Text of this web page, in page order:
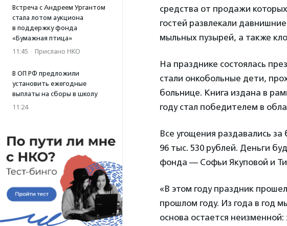
Встреча с Андреем Ургантом
стала лотом аукциона
в поддержку фонда
«Бумажная птица»
11:45 · Прислано НКО
В ОП РФ предложили
установить ежегодные
выплаты на сборы в школу
11:24
средства от продажи
гостей развлекали
мыльных пузырей, а также
На празднике состоялась
стали онкобольные дети,
больнице. Книга издана в
году стал победителем в
Все угощения раздавались
96 тыс. 530 рублей. Деньги
фонда — Софьи Якуповой и
«В этом году праздник
прошлом году. Из года в год
основа остается